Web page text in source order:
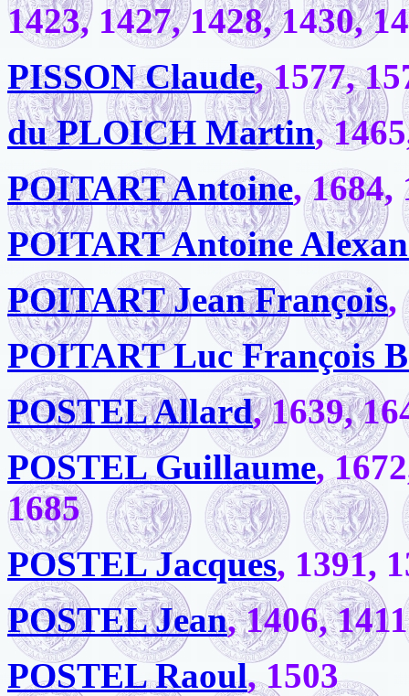
1423, 1427, 1428, 1430,
PISSON Claude, 1577,
du PLOICH Martin,
POITART Antoine, 1684,
POITART Antoine
POITART Jean François,
POITART Luc François
POSTEL Allard, 1639,
POSTEL Guillaume,
1685
POSTEL Jacques, 1391,
POSTEL Jean, 1406, 1411
POSTEL Raoul, 1503